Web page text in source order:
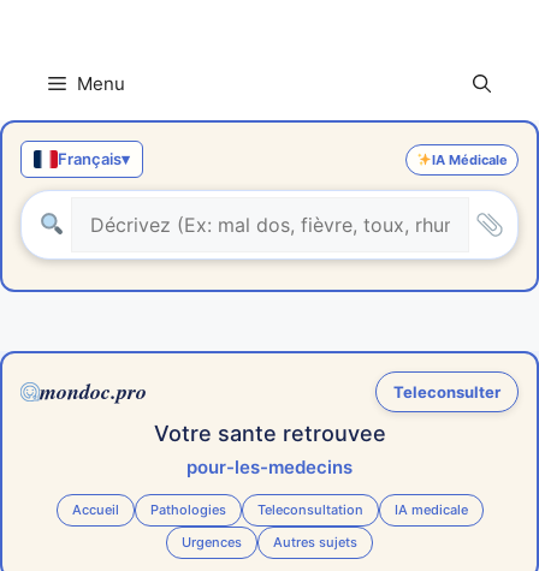
contenu Menu
Français▾ IA Médicale
mondoc.pro Teleconsulter
Votre sante retrouvee
pour-les-medecins
Accueil Pathologies Teleconsultation
IA medicale
Urgences
Autres sujets